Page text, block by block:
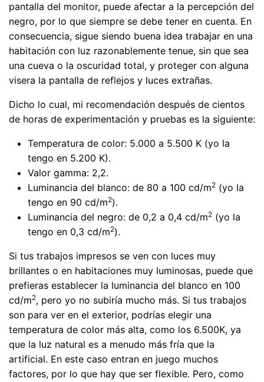
pantalla del monitor, puede afectar a la percepción del
negro, por lo que siempre se debe tener en cuenta. En
consecuencia, sigue siendo buena idea trabajar en una
habitación con luz razonablemente tenue, sin que sea
una cueva o la oscuridad total, y proteger con alguna
visera la pantalla de reflejos y luces extrañas.
Dicho lo cual, mi recomendación después de cientos
de horas de experimentación y pruebas es la siguiente:
Temperatura de color: 5.000 a 5.500 K (yo la
tengo en 5.200 K).
Valor gamma: 2,2.
Luminancia del blanco: de 80 a 100 cd/m2 (yo la
tengo en 90 cd/m2).
Luminancia del negro: de 0,2 a 0,4 cd/m2 (yo la
tengo en 0,3 cd/m2).
Si tus trabajos impresos se ven con luces muy
brillantes o en habitaciones muy luminosas, puede que
prefieras establecer la luminancia del blanco en 100
cd/m2, pero yo no subiría mucho más. Si tus trabajos
son para ver en el exterior, podrías elegir una
temperatura de color más alta, como los 6.500K, ya
que la luz natural es a menudo más fría que la
artificial. En este caso entran en juego muchos
factores, por lo que hay que ser flexible. Pero, como